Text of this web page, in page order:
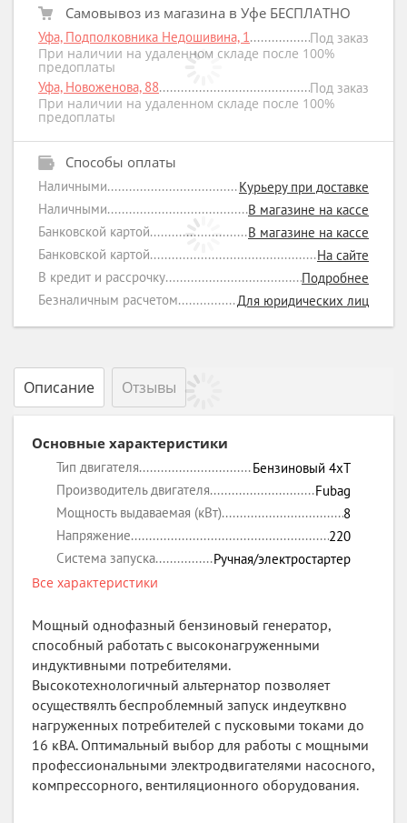
Самовывоз из магазина в Уфе БЕСПЛАТНО
Уфа, Подполковника Недошивина, 1
Под заказ
При наличии на удаленном складе после 100%
предоплаты
Уфа, Новоженова, 88
Под заказ
При наличии на удаленном складе после 100%
предоплаты
Способы оплаты
Наличными
Курьеру при доставке
Наличными
В магазине на кассе
Банковской картой
В магазине на кассе
Банковской картой
На сайте
В кредит и рассрочку
Подробнее
Безналичным расчетом
Для юридических лиц
Описание Отзывы
Основные характеристики
Тип двигателя
Бензиновый 4xT
Производитель двигателя
Fubag
Мощность выдаваемая (кВт)
8
Напряжение
220
Система запуска
Ручная/электростартер
Все характеристики
Мощный однофазный бензиновый генератор,
способный работать с высоконагруженными
индуктивными потребителями.
Высокотехнологичный альтернатор позволяет
осуществялть беспроблемный запуск индеутквно
нагруженных потребителей с пусковыми токами до
16 кВА. Оптимальный выбор для работы с мощными
профессиональными электродвигателями насосного,
компрессорного, вентиляционного оборудования.